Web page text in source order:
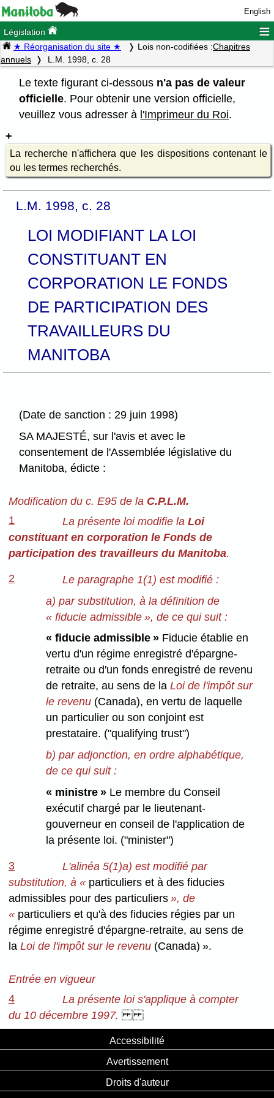
English
Législation ≡
★ Réorganisation du site ★ Lois non-codifiées :Chapitres
annuels
L.M. 1998, c. 28
Le texte figurant ci-dessous n'a pas de valeur
officielle. Pour obtenir une version officielle,
veuillez vous adresser à l'Imprimeur du Roi.
La recherche n'affichera que les dispositions contenant le
ou les termes recherchés.
L.M. 1998, c. 28
LOI MODIFIANT LA LOI
CONSTITUANT EN
CORPORATION LE FONDS
DE PARTICIPATION DES
TRAVAILLEURS DU
MANITOBA
(Date de sanction : 29 juin 1998)
SA MAJESTÉ, sur l'avis et avec le
consentement de l'Assemblée législative du
Manitoba, édicte :
Modification du c. E95 de la C.P.L.M.
1
La présente loi modifie la Loi
constituant en corporation le Fonds de
participation des travailleurs du Manitoba.
2
Le paragraphe 1(1) est modifié :
a) par substitution, à la définition de
« fiducie admissible », de ce qui suit :
« fiducie admissible » Fiducie établie en
vertu d'un régime enregistré d'épargne-
retraite ou d'un fonds enregistré de revenu
de retraite, au sens de laLoi de l'impôt sur
le revenu (Canada), en vertu de laquelle
un particulier ou son conjoint est
prestataire. ("qualifying trust")
b) par adjonction, en ordre alphabétique,
de ce qui suit :
« ministre » Le membre du Conseil
exécutif chargé par le lieutenant-
gouverneur en conseil de l'application de
la présente loi. ("minister")
3
L'alinéa 5(1)a) est modifié par
substitution, à « particuliers et à des fiducies
admissibles pour des particuliers», de
« particuliers et qu'à des fiducies régies par un
régime enregistré d'épargne-retraite, au sens de
la Loi de l'impôt sur le revenu(Canada) ».
Entrée en vigueur
4
La présente loi s'applique à compter
du 10 décembre 1997.
Accessibilité
Avertissement
Droits d'auteur